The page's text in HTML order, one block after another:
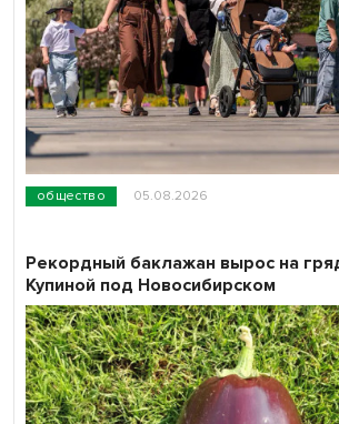
общество 05.08.2026
Рекордный баклажан вырос на
Купиной под Новосибирском